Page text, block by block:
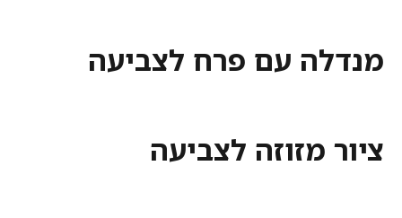
עם פרח לצביעה
מזוזה לצביעה